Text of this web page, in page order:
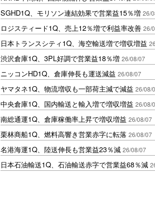
SGHD1Q、モリソン連結効果で営業益15％増 26/
ロジスティード1Q、売上12％増で利益率改善 26/
日本トランスシティ1Q、海空輸送増で増収増益
渋沢倉庫1Q、3PL好調で営業益18％増 26/08/07
ニッコンHD1Q、倉庫伸長も運送減益 26/08/07
ヤマタネ1Q、物流増収も一部荷主減で減益 26/08/
中央倉庫1Q、国内輸送と輸入増で増収増益 26/08/
南総通運1Q、倉庫稼働率上昇で増収増益 26/08/07
栗林商船1Q、燃料高響き営業赤字に転落 26/08/07
名港海運1Q、陸送伸長も営業益23％減 26/08/07
日本石油輸送1Q、石油輸送赤字で営業益68％減